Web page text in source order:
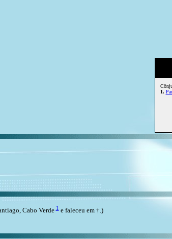
1.
Cabo Verde1e faleceu em †.)